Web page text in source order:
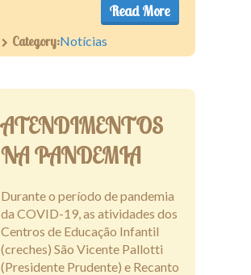
Read More
Category:Notícias
ATENDIMENTOS
NA PANDEMIA
Durante o período de pandemia
da COVID-19, as atividades dos
Centros de Educação Infantil
(creches) São Vicente Pallotti
(Presidente Prudente) e Recanto